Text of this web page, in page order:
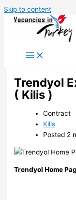
Skip to content
Trendyol
( Kilis )
Contract
Kilis
Posted 2
Trendyol Home